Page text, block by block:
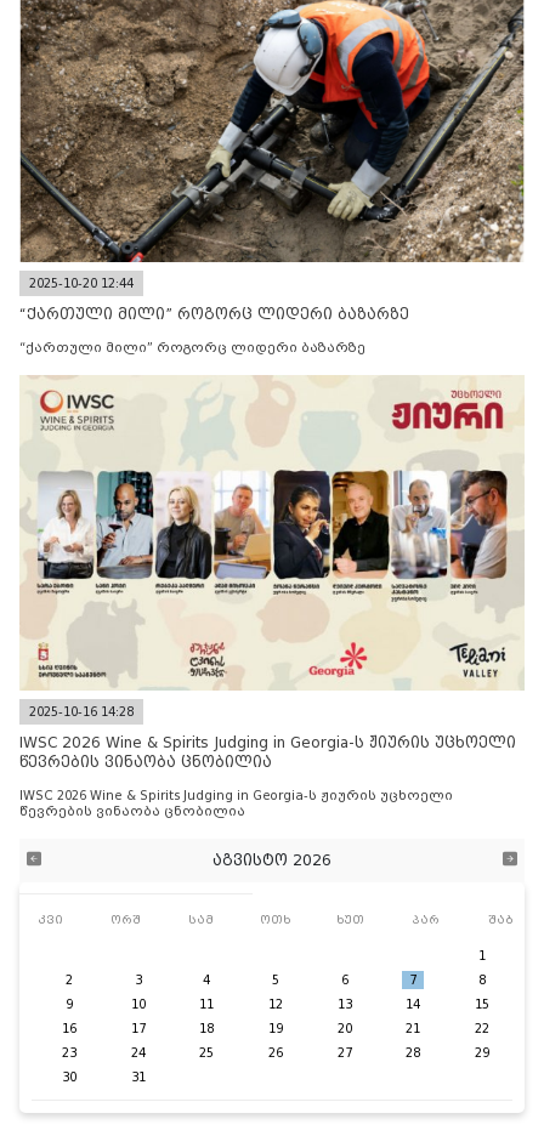
2025-10-20 12:44
“ქართული მილი” როგორც ლიდერი ბაზარზე
“ქართული მილი” როგორც ლიდერი ბაზარზე
2025-10-16 14:28
IWSC 2026 Wine & Spirits Judging in Georgia-ს ჟიურის უცხოელი
წევრების ვინაობა ცნობილია
IWSC 2026 Wine & Spirits Judging in Georgia-ს ჟიურის უცხოელი
წევრების ვინაობა ცნობილია
აგვისტო 2026
კვი ორშ სამ ოთხ ხუთ პარ შაბ
1
2
3 4 5 6 7
8
9
10 11 12 13 14
15
16
17 18 19 20 21
22
23
24 25 26 27 28
29
30
31